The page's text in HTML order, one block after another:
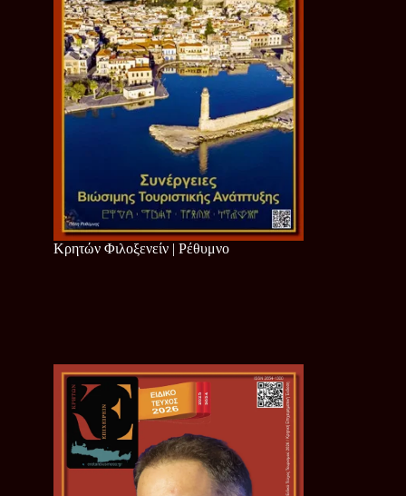
Κρητών Φιλοξενείν | Ρέθυμνο